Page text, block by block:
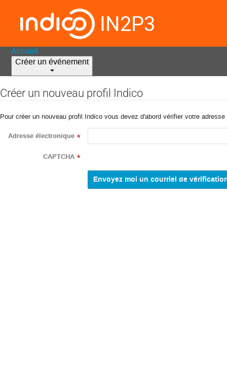
IN2P3
Accueil
Créer un événement
Créer un nouveau profil Indico
Pour créer un nouveau profil Indico vous devez d'abord vérifier votre
Adresse électronique *
CAPTCHA *